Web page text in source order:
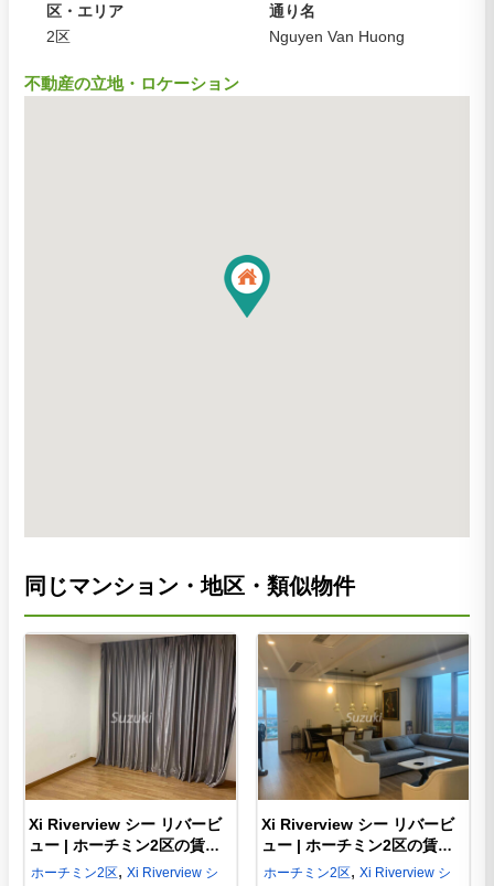
区・エリア
2区
通り名
Nguyen Van Huong
不動産の立地・ロケーション
同じマンション・地区・類似物件
Xi Riverview シー リバービ
ュー | ホーチミン2区の賃貸
3ベッド | XI731233
ホーチミン2区, Xi Riverview シ
Xi Riverview シー リバービ
ュー | ホーチミン2区の賃貸
3ベッド | XI577422
ホーチミン2区, Xi Riverview シ